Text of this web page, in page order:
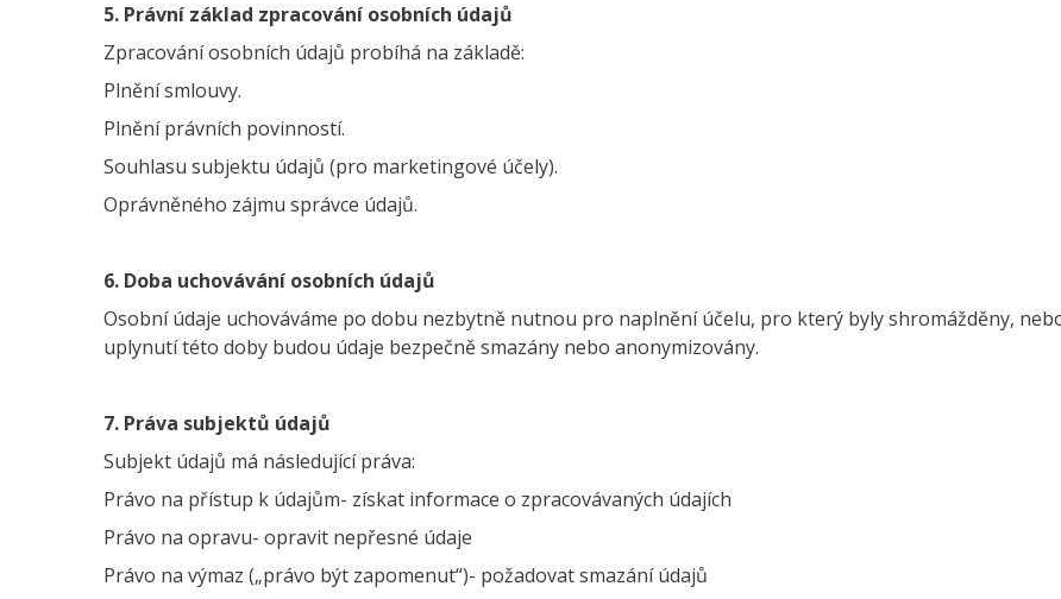
5. Právní základ zpracování osobních údajů
Zpracování osobních údajů probíhá na základě:
Plnění smlouvy.
Plnění právních povinností.
Souhlasu subjektu údajů (pro marketingové účely).
Oprávněného zájmu správce údajů.
6. Doba uchovávání osobních údajů
Osobní údaje uchováváme po dobu nezbytně nutnou pro naplnění účelu, pro který byly shromážděny,
uplynutí této doby budou údaje bezpečně smazány nebo anonymizovány.
7. Práva subjektů údajů
Subjekt údajů má následující práva:
Právo na přístup k údajům- získat informace o zpracovávaných údajích
Právo na opravu- opravit nepřesné údaje
Právo na výmaz („právo být zapomenut“)- požadovat smazání údajů